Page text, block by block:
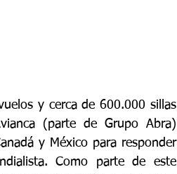
y cerca de 600.000 sillas
(parte de Grupo Abra)
y México para responder
Como parte de este